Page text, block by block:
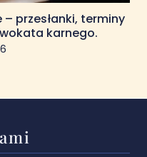
przesłanki, terminy
karnego.